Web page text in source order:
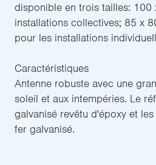
disponible en trois tailles:
installations collectives; 85 x
pour les installations
Caractéristiques
Antenne robuste avec une
soleil et aux intempéries. Le
galvanisé revêtu d'époxy et
fer galvanisé.